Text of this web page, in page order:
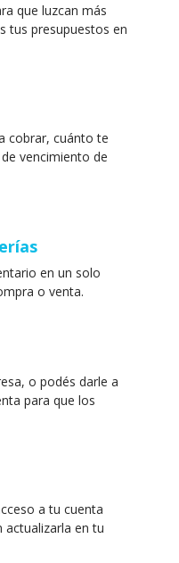
que luzcan más
tus presupuestos en
cobrar, cuánto te
vencimiento de
en un solo
o venta.
o podés darle a
para que los
a tu cuenta
actualizarla en tu